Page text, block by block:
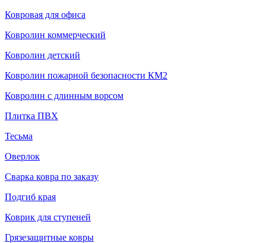
Ковровая для офиса
Ковролин коммерческий
Ковролин детский
Ковролин пожарной безопасности КМ2
Ковролин с длинным ворсом
Плитка ПВХ
Тесьма
Оверлок
Сварка ковра по заказу
Подгиб края
Коврик для ступеней
Грязезащитные ковры